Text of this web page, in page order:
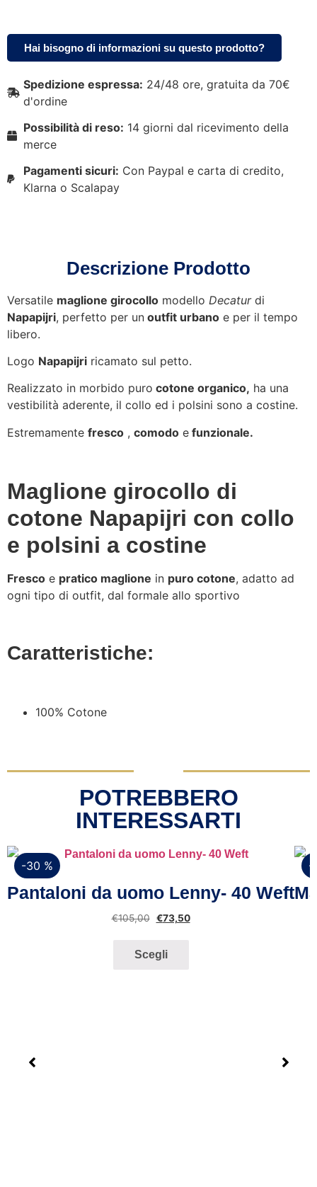
Hai bisogno di informazioni su questo prodotto?
Spedizione espressa: 24/48 ore, gratuita da 70€
d'ordine
Possibilità di reso: 14 giorni dal ricevimento della
merce
Pagamenti sicuri: Con Paypal e carta di credito,
Klarna o Scalapay
Descrizione Prodotto
Versatile maglione girocollo modello Decaturdi
Napapijri, perfetto per un outfit urbano e per il tempo
libero.
Logo Napapijri ricamato sul petto.
Realizzato in morbido puro cotone organico, ha una
vestibilità aderente, il collo ed i polsini sono a costine.
Estremamente fresco , comodo e funzionale.
Maglione girocollo di
cotone Napapijri con collo
e polsini a costine
Fresco e pratico maglione in puro cotone, adatto ad
ogni tipo di outfit, dal formale allo sportivo
Caratteristiche:
100% Cotone
POTREBBERO
INTERESSARTI
-30 %
Pantaloni da uomo Lenny- 40 Weft
€105,00 €73,50
Scegli
-